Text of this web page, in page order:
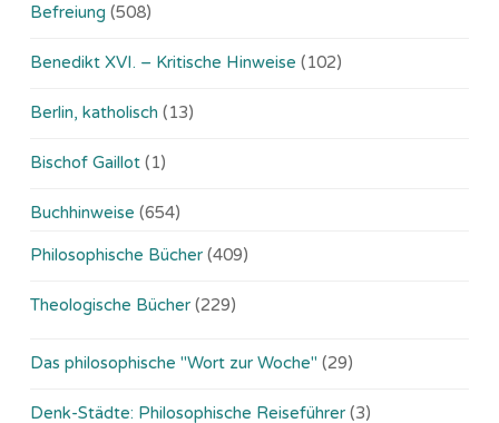
Befreiung (508)
Benedikt XVI. – Kritische Hinweise (102)
Berlin, katholisch (13)
Bischof Gaillot (1)
Buchhinweise (654)
Philosophische Bücher (409)
Theologische Bücher (229)
Das philosophische "Wort zur Woche" (29)
Denk-Städte: Philosophische Reiseführer (3)